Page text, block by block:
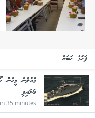
ފަހުގެ ޚަބަރު
ބަލައިފި
in 35 minutes